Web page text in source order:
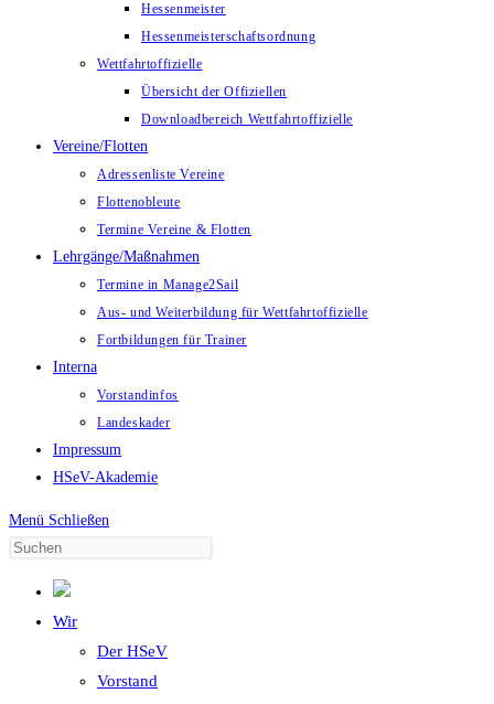
Hessenmeister
Hessenmeisterschaftsordnung
Wettfahrtoffizielle
Übersicht der Offiziellen
Downloadbereich Wettfahrtoffizielle
Vereine/Flotten
Adressenliste Vereine
Flottenobleute
Termine Vereine & Flotten
Lehrgänge/Maßnahmen
Termine in Manage2Sail
Aus- und Weiterbildung für Wettfahrtoffizielle
Fortbildungen für Trainer
Interna
Vorstandinfos
Landeskader
Impressum
HSeV-Akademie
Menü Schließen
Wir
Der HSeV
Vorstand